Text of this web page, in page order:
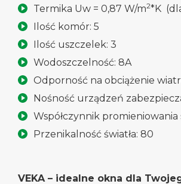
Termika Uw = 0,87 W/m2*K
Ilość komór: 5
Ilość uszczelek: 3
Wodoszczelność: 8A
Odporność na obciążenie
Nośność urządzeń
Współczynnik promieniowania
Przenikalność światła: 80
VEKA – idealne okna dla